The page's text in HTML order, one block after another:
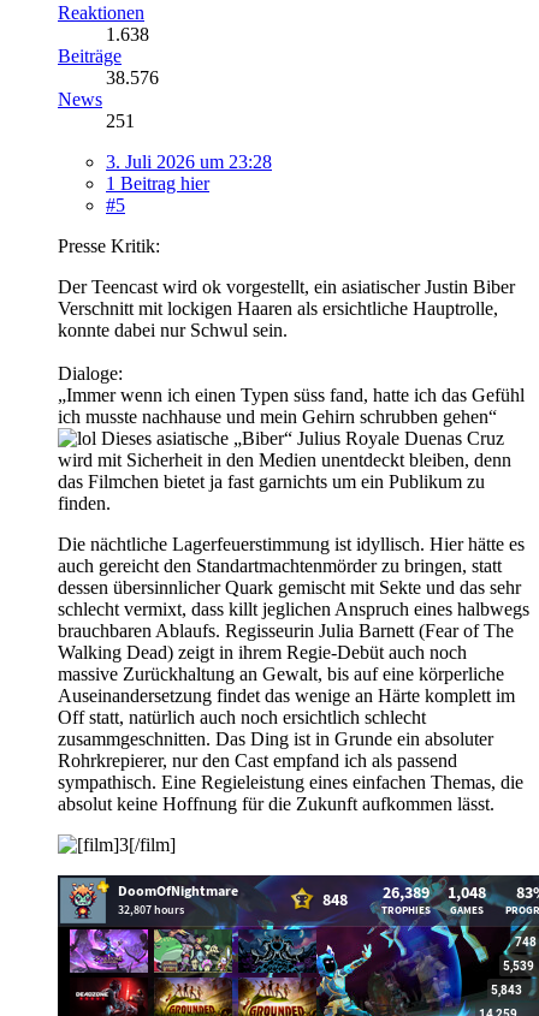
Reaktionen
1.638
Beiträge
38.576
News
251
3. Juli 2026 um 23:28
1 Beitrag hier
#5
Presse Kritik:
Der Teencast wird ok vorgestellt, ein asiatischer Justin Biber
Verschnitt mit lockigen Haaren als ersichtliche Hauptrolle,
konnte dabei nur Schwul sein.
Dialoge:
„Immer wenn ich einen Typen süss fand, hatte ich das Gefühl
ich musste nachhause und mein Gehirn schrubben gehen“
Dieses asiatische „Biber“ Julius Royale Duenas Cruz
wird mit Sicherheit in den Medien unentdeckt bleiben, denn
das Filmchen bietet ja fast garnichts um ein Publikum zu
finden.
Die nächtliche Lagerfeuerstimmung ist idyllisch. Hier hätte es
auch gereicht den Standartmachtenmörder zu bringen, statt
dessen übersinnlicher Quark gemischt mit Sekte und das sehr
schlecht vermixt, dass killt jeglichen Anspruch eines halbwegs
brauchbaren Ablaufs. Regisseurin Julia Barnett (Fear of The
Walking Dead) zeigt in ihrem Regie-Debüt auch noch
massive Zurückhaltung an Gewalt, bis auf eine körperliche
Auseinandersetzung findet das wenige an Härte komplett im
Off statt, natürlich auch noch ersichtlich schlecht
zusammgeschnitten. Das Ding ist in Grunde ein absoluter
Rohrkrepierer, nur den Cast empfand ich als passend
sympathisch. Eine Regieleistung eines einfachen Themas, die
absolut keine Hoffnung für die Zukunft aufkommen lässt.